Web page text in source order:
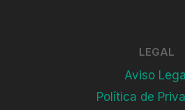
LEGAL
Aviso Legal
Política de